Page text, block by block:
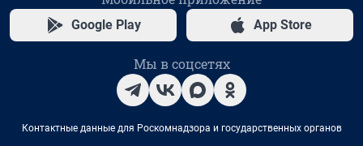
Google Play App Store
Мы в соцсетях
Контактные данные для Роскомнадзора и государственных органов